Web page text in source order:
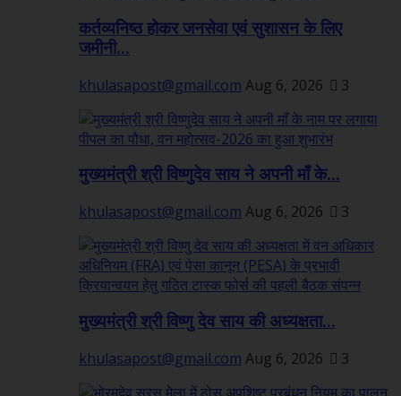
कर्तव्यनिष्ठ होकर जनसेवा एवं सुशासन के लिए
जमीनी...
khulasapost@gmail.com Aug 6, 2026 3
मुख्यमंत्री श्री विष्णुदेव साय ने अपनी माँ के...
khulasapost@gmail.com Aug 6, 2026 3
मुख्यमंत्री श्री विष्णु देव साय की अध्यक्षता...
khulasapost@gmail.com Aug 6, 2026 3